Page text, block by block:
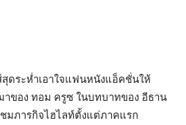
ดระห่ำเอาใจแฟนหนังแอ็คชั่นให้
าของ ทอม ครูซ ในบทบาทของ อีธาน
ภารกิจไฮไลท์ตั้งแต่ภาคแรก